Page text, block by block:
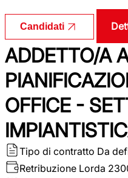
Candidati
ADDETTO/A
OFFICE -
Tipo di contratto Da
Retribuzione Lorda